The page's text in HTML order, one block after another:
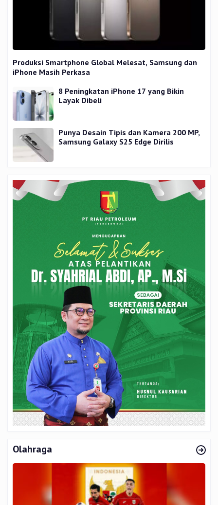
Produksi Smartphone Global Melesat, Samsung dan
iPhone Masih Perkasa
8 Peningkatan iPhone 17 yang Bikin
Layak Dibeli
Punya Desain Tipis dan Kamera 200 MP,
Samsung Galaxy S25 Edge Dirilis
Olahraga